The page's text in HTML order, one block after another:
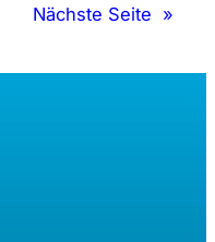
Nächste Seite »